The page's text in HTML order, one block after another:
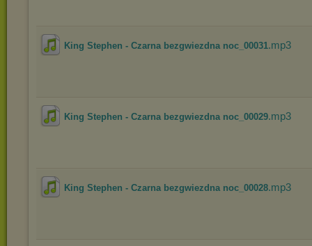
King Stephen - Czarna bezgwiezdna noc_00031.mp3
King Stephen - Czarna bezgwiezdna noc_00029.mp3
King Stephen - Czarna bezgwiezdna noc_00028.mp3